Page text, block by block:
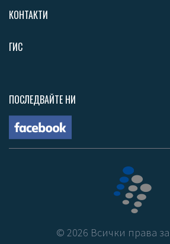
КОНТАКТИ
ГИС
ПОСЛЕДВАЙТЕ НИ
© 2026 Всички права